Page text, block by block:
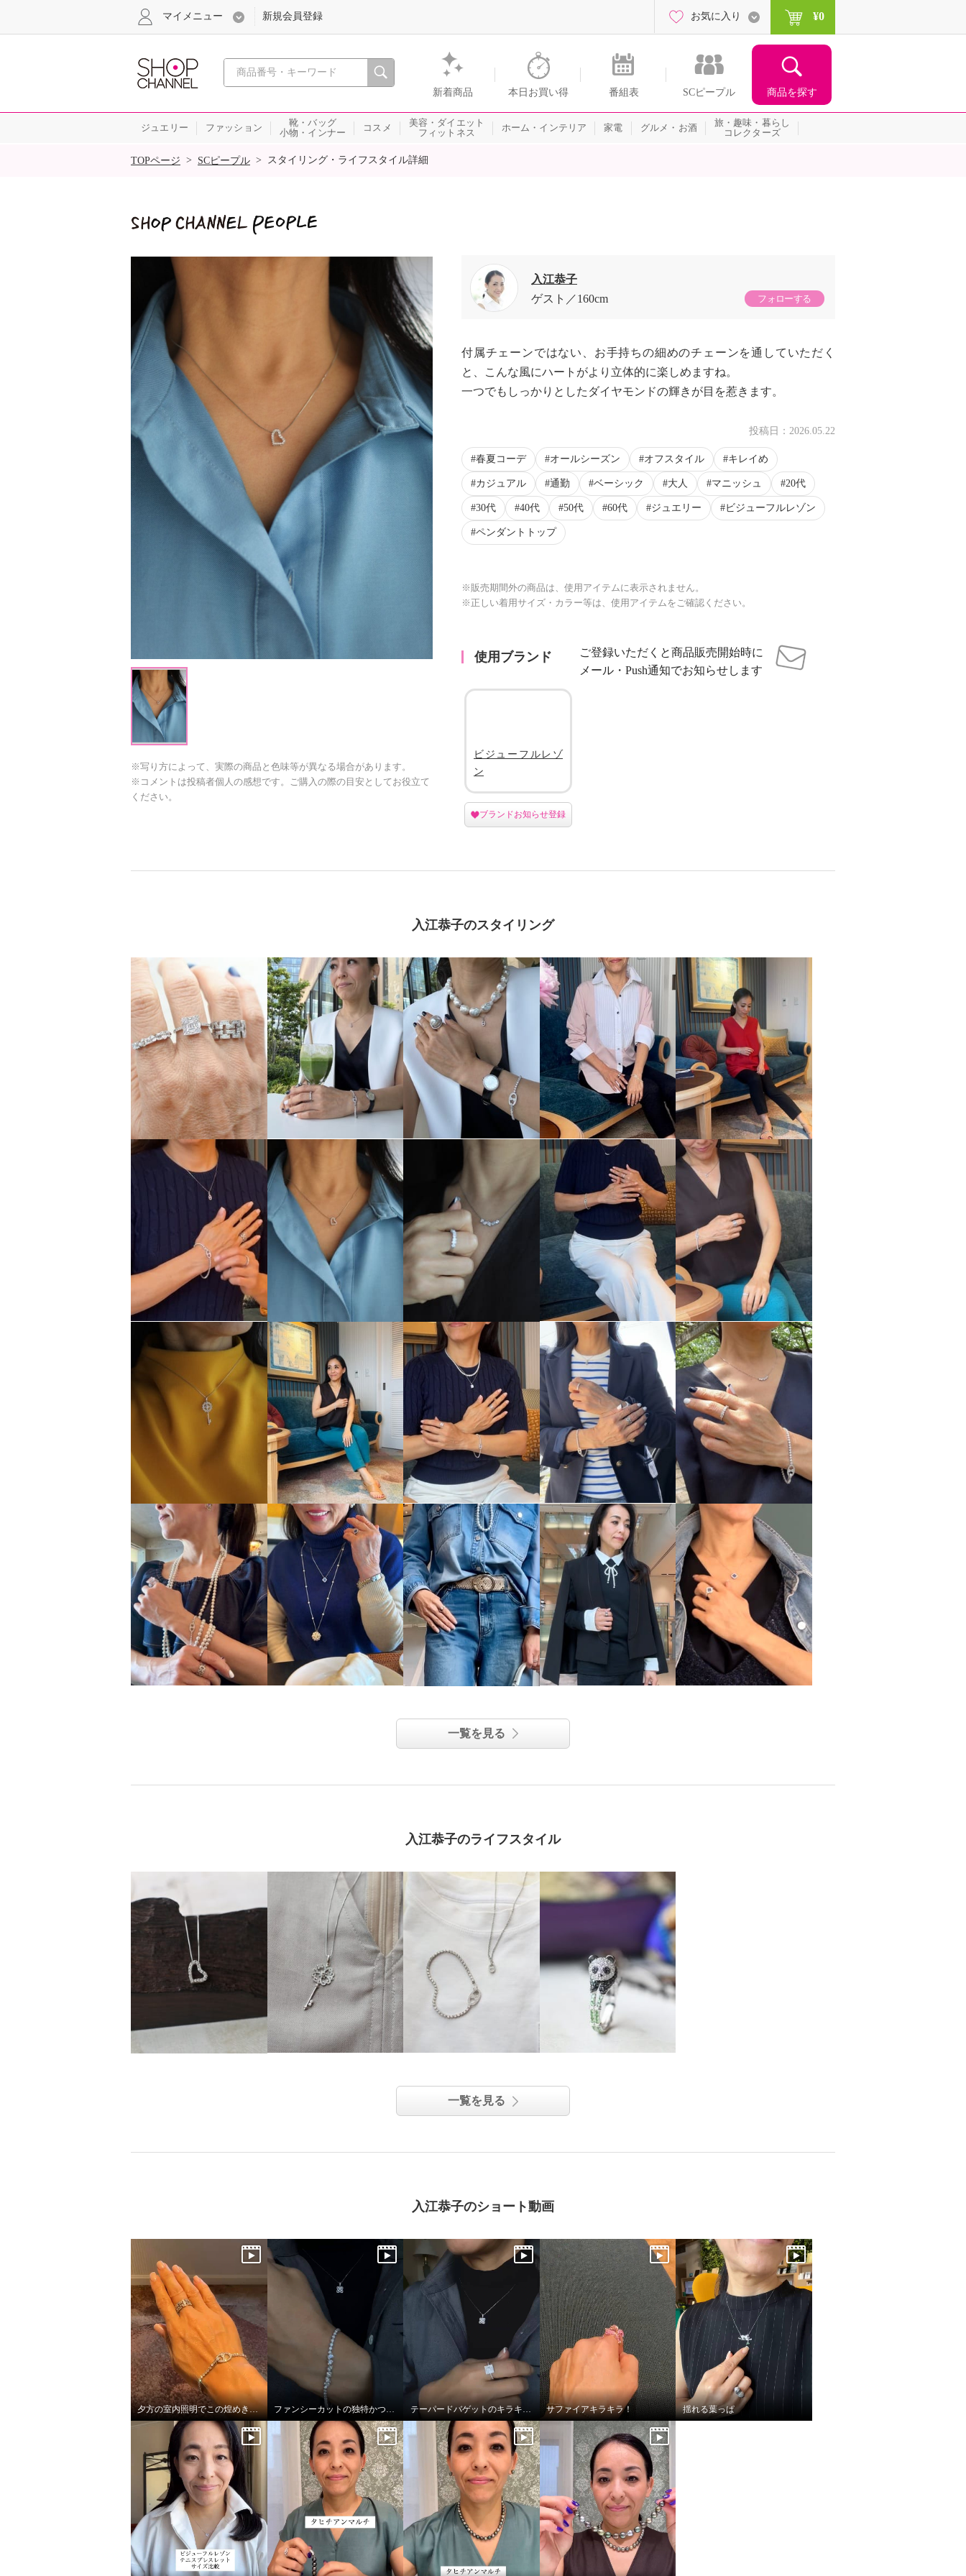
心おどる、瞬間を。通販・テレビショッピングのショップチャンネル
新着商品 本日お買い得 番組表 SCピープル 商品を探す
マイメニュー 新規会員登録 お気に入り ¥0
ジュエリー ファッション
靴・バッグ
小物・インナー
コスメ
美容・ダイエット
フィットネス
ホーム・インテリア 家電 グルメ・お酒
旅・趣味・暮らし
コレクターズ
SALE
TOPページ > SCピープル > スタイリング・ライフスタイル詳細
※写り方によって、実際の商品と色味等が異なる場合があります。
※コメントは投稿者個人の感想です。ご購入の際の目安としてお役立て
ください。
入江恭子
ゲスト
160cm フォローする
付属チェーンではない、お手持ちの細めのチェーンを通していただく
と、こんな風にハートがより立体的に楽しめますね。
一つでもしっかりとしたダイヤモンドの輝きが目を惹きます。
投稿日： 2026.05.22
春夏コーデ オールシーズン オフスタイル キレイめ
カジュアル 通勤 ベーシック 大人 マニッシュ 20代
30代 40代 50代 60代 ジュエリー ビジューフルレゾン
ペンダントトップ
※販売期間外の商品は、使用アイテムに表示されません。
※正しい着用サイズ・カラー等は、使用アイテムをご確認ください。
使用ブランド
ご登録いただくと商品販売開始時に
メール・Push通知でお知らせします
ビジューフルレゾ
ン
ブランドお知らせ登録
入江恭子のスタイリング
一覧を見る
入江恭子のライフスタイル
一覧を見る
入江恭子のショート動画
夕方の室内照明でこの煌めき…！ ファンシーカットの独特かつ透明感あふれる輝き テーパードバゲットのキラキラっぷり！ サファイアキラキラ！ 揺れる葉っぱ